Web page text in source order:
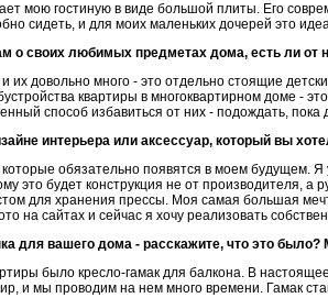
мою гостиную в виде большой плиты. Его
сидеть, и для моих маленьких дочерей это
о своих любимых предметах дома, есть ли от
их довольно много - это отдельно стоящие
квартиры в многоквартирном доме -
способ избавиться от них - подождать, пока
интерьера или аксессуар, который вы
обязательно появятся в моем будущем.
это будет конструкция не от производителя, а
для хранения прессы. Моя самая большая
на сайтах и сейчас я хочу реализовать
для вашего дома - расскажите, что это
было кресло-гамак для балкона. В
и мы проводим на нем много времени. Гамак